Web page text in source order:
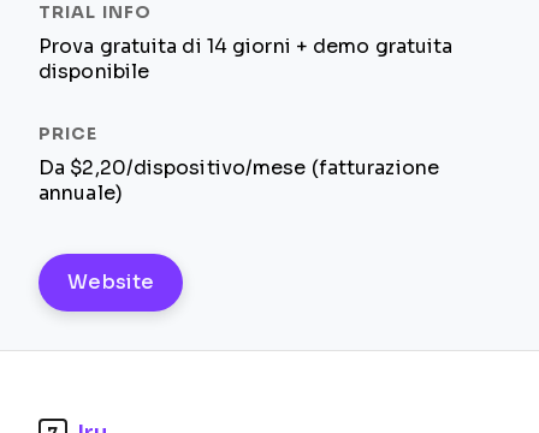
Prova gratuita di 14 giorni + demo gratuita
disponibile
Da $2,20/dispositivo/mese (fatturazione
annuale)
Website